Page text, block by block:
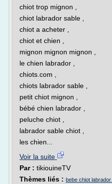
chiot trop mignon ,
chiot labrador sable ,
chiot a acheter ,
chiot et chien ,
mignon mignon mignon ,
le chien labrador ,
chiots.com ,
chiots labrador sable ,
petit chiot mignon ,
bébé chien labrador ,
peluche chiot ,
labrador sable chiot ,
les chien...
Voir la suite
Par : tikiouineTV
Thèmes liés : bebe chiot